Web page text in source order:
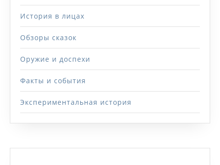
История в лицах
Обзоры сказок
Оружие и доспехи
Факты и события
Экспериментальная история